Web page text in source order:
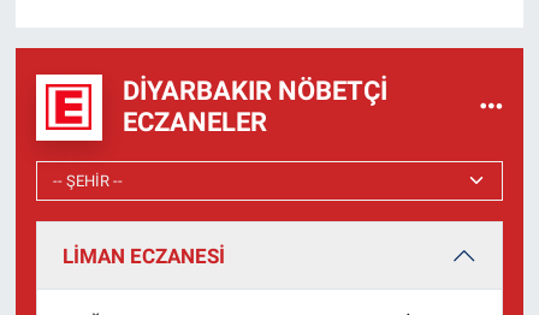
DIYARBAKIR NÖBETÇI
ECZANELER
LİMAN ECZANESİ